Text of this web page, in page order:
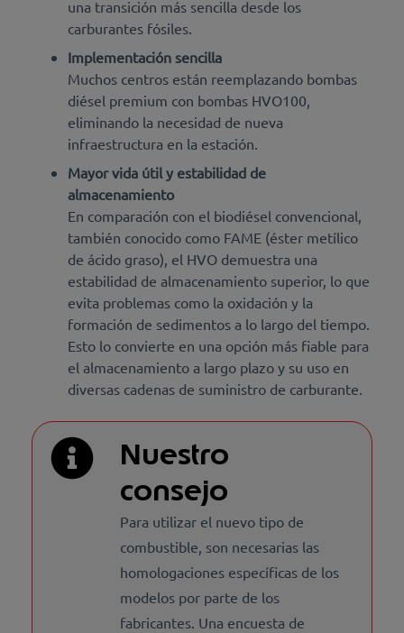
una transición más sencilla desde los
carburantes fósiles.
Implementación sencilla
Muchos centros están reemplazando bombas
diésel premium con bombas HVO100,
eliminando la necesidad de nueva
infraestructura en la estación.
Mayor vida útil y estabilidad de
almacenamiento
En comparación con el biodiésel convencional,
también conocido como FAME (éster metílico
de ácido graso), el HVO demuestra una
estabilidad de almacenamiento superior, lo que
evita problemas como la oxidación y la
formación de sedimentos a lo largo del tiempo.
Esto lo convierte en una opción más fiable para
el almacenamiento a largo plazo y su uso en
diversas cadenas de suministro de carburante.
Nuestro
consejo
Para utilizar el nuevo tipo de
combustible, son necesarias las
homologaciones específicas de los
modelos por parte de los
fabricantes. Una encuesta de